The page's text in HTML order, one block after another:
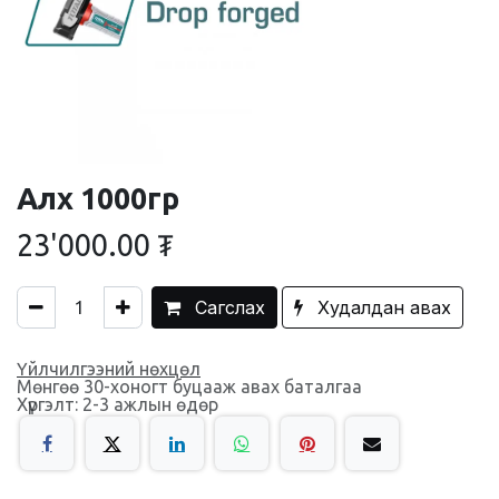
Алх 1000гр
23'000.00 ₮
Сагслах Худалдан авах
Үйлчилгээний нөхцөл
Мөнгөө 30-хоногт буцааж авах баталгаа
Хүргэлт: 2-3 ажлын өдөр